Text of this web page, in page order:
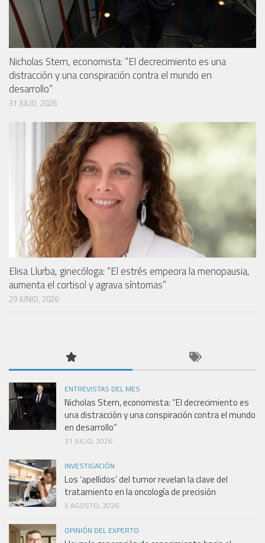
Nicholas Stern, economista: “El decrecimiento es una
distracción y una conspiración contra el mundo en
desarrollo”
31 JULIO, 2026
Elisa Llurba, ginecóloga: “El estrés empeora la menopausia,
aumenta el cortisol y agrava síntomas”
29 JUNIO, 2026
ENTREVISTAS DEL MES
Nicholas Stern, economista: “El decrecimiento es
una distracción y una conspiración contra el mundo
en desarrollo”
31 JULIO, 2026
INVESTIGACIÓN
Los ‘apellidos’ del tumor revelan la clave del
tratamiento en la oncología de precisión
5 AGOSTO, 2026
OPINIÓN DEL EXPERTO